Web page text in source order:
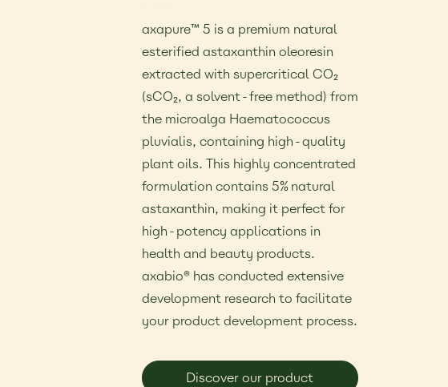
axapure™ 5 is a premium natural
esterified astaxanthin oleoresin
extracted with supercritical CO₂
(sCO₂, a solvent-free method) from
the microalga Haematococcus
pluvialis, containing high-quality
plant oils. This highly concentrated
formulation contains 5% natural
astaxanthin, making it perfect for
high-potency applications in
health and beauty products.
axabio® has conducted extensive
development research to facilitate
your product development process.
Discover our product